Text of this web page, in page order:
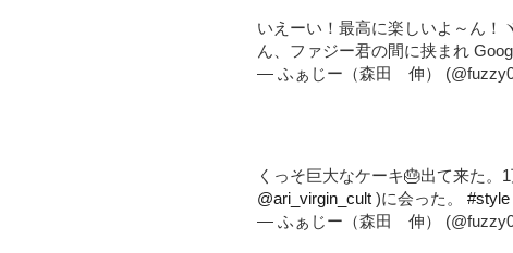
いえーい！最高に楽しいよ～ん
ん、ファジー君の間に挟まれ
— ふぁじー（森田 伸）
くっそ巨大なケーキ🎂出て来た。
@ari_virgin_cult )に会った。 #style
— ふぁじー（森田 伸）